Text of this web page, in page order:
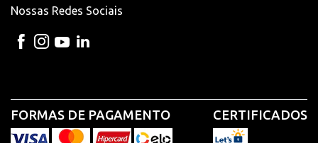
Nossas Redes Sociais
FORMAS DE PAGAMENTO CERTIFICADOS